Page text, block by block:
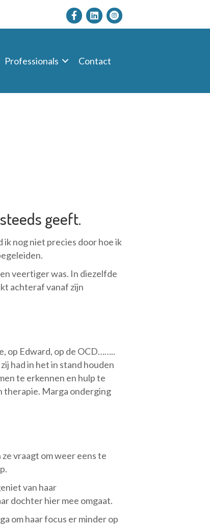
Professionals Contact
geeft.
ik nog niet precies door hoe ik
veertiger was. In diezelfde
achteraf vanaf zijn
op Edward, op de OCD……..
had in het in stand houden
te erkennen en hulp te
therapie. Marga onderging
vraagt om weer eens te
van haar
dochter hier mee omgaat.
om haar focus er minder op